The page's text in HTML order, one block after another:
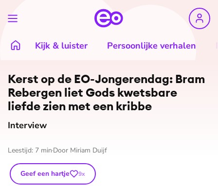
Kijk & luister Persoonlijke verhalen
Kerst op de EO-Jongerendag: Bram
Rebergen liet Gods kwetsbare
liefde zien met een kribbe
Interview
Leestijd: 7 min Door Miriam Duijf
Geef een hartje 9x